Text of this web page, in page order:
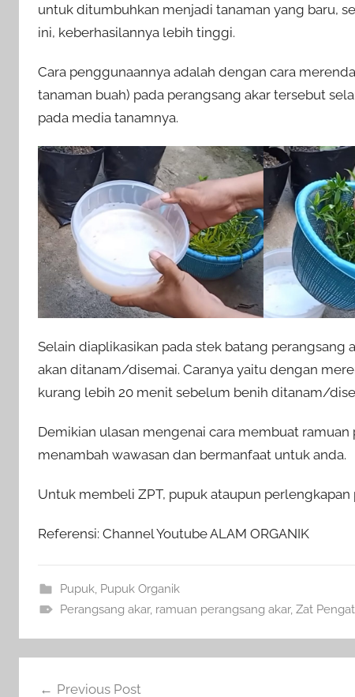
untuk ditumbuhkan menjadi tanaman yang baru,
ini, keberhasilannya lebih tinggi.
Cara penggunaannya adalah dengan cara
tanaman buah) pada perangsang akar tersebut
pada media tanamnya.
Selain diaplikasikan pada stek batang
akan ditanam/disemai. Caranya yaitu dengan
kurang lebih 20 menit sebelum benih ditanam/
Demikian ulasan mengenai cara membuat
menambah wawasan dan bermanfaat untuk anda.
Untuk membeli ZPT, pupuk ataupun
Referensi: Channel Youtube ALAM ORGANIK
Pupuk, Pupuk Organik
Perangsang akar, ramuan perangsang akar, Zat
Previous Post